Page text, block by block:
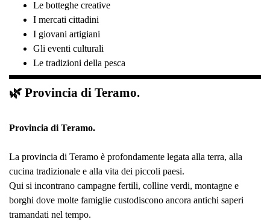
Le botteghe creative
I mercati cittadini
I giovani artigiani
Gli eventi culturali
Le tradizioni della pesca
🌿 Provincia di Teramo.
Provincia di Teramo.
La provincia di Teramo è profondamente legata alla terra, alla
cucina tradizionale e alla vita dei piccoli paesi.
Qui si incontrano campagne fertili, colline verdi, montagne e
borghi dove molte famiglie custodiscono ancora antichi saperi
tramandati nel tempo.